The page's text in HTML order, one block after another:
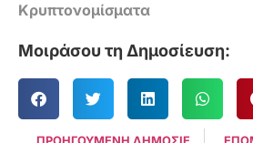
Κρυπτονομίσματα
Μοιράσου τη Δημοσίευση: